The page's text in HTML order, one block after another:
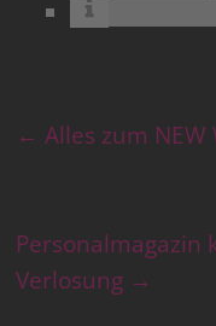
← Alles zum NEW
Personalmagazin
Verlosung →